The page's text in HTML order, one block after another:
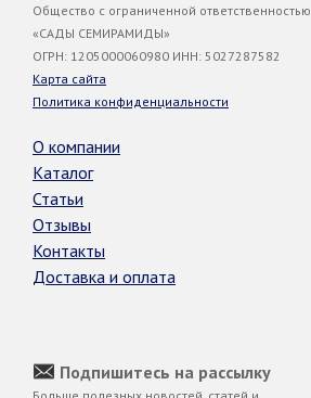
Общество с ограниченной ответственностью
«САДЫ СЕМИРАМИДЫ»
ОГРН: 1205000060980 ИНН: 5027287582
Карта сайта
Политика конфиденциальности
О компании
Каталог
Статьи
Отзывы
Контакты
Доставка и оплата
Подпишитесь на рассылку